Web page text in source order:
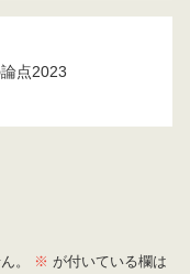
点2023
。 ※ が付いている欄は